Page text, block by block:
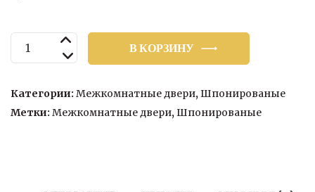
Количество
товара
В КОРЗИНУ
Категории: Межкомнатные двери,Шпонированые
Метки: Межкомнатные двери,Шпонированые